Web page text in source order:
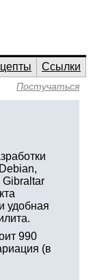
Ссылки
Постучаться
удобная
990
(в